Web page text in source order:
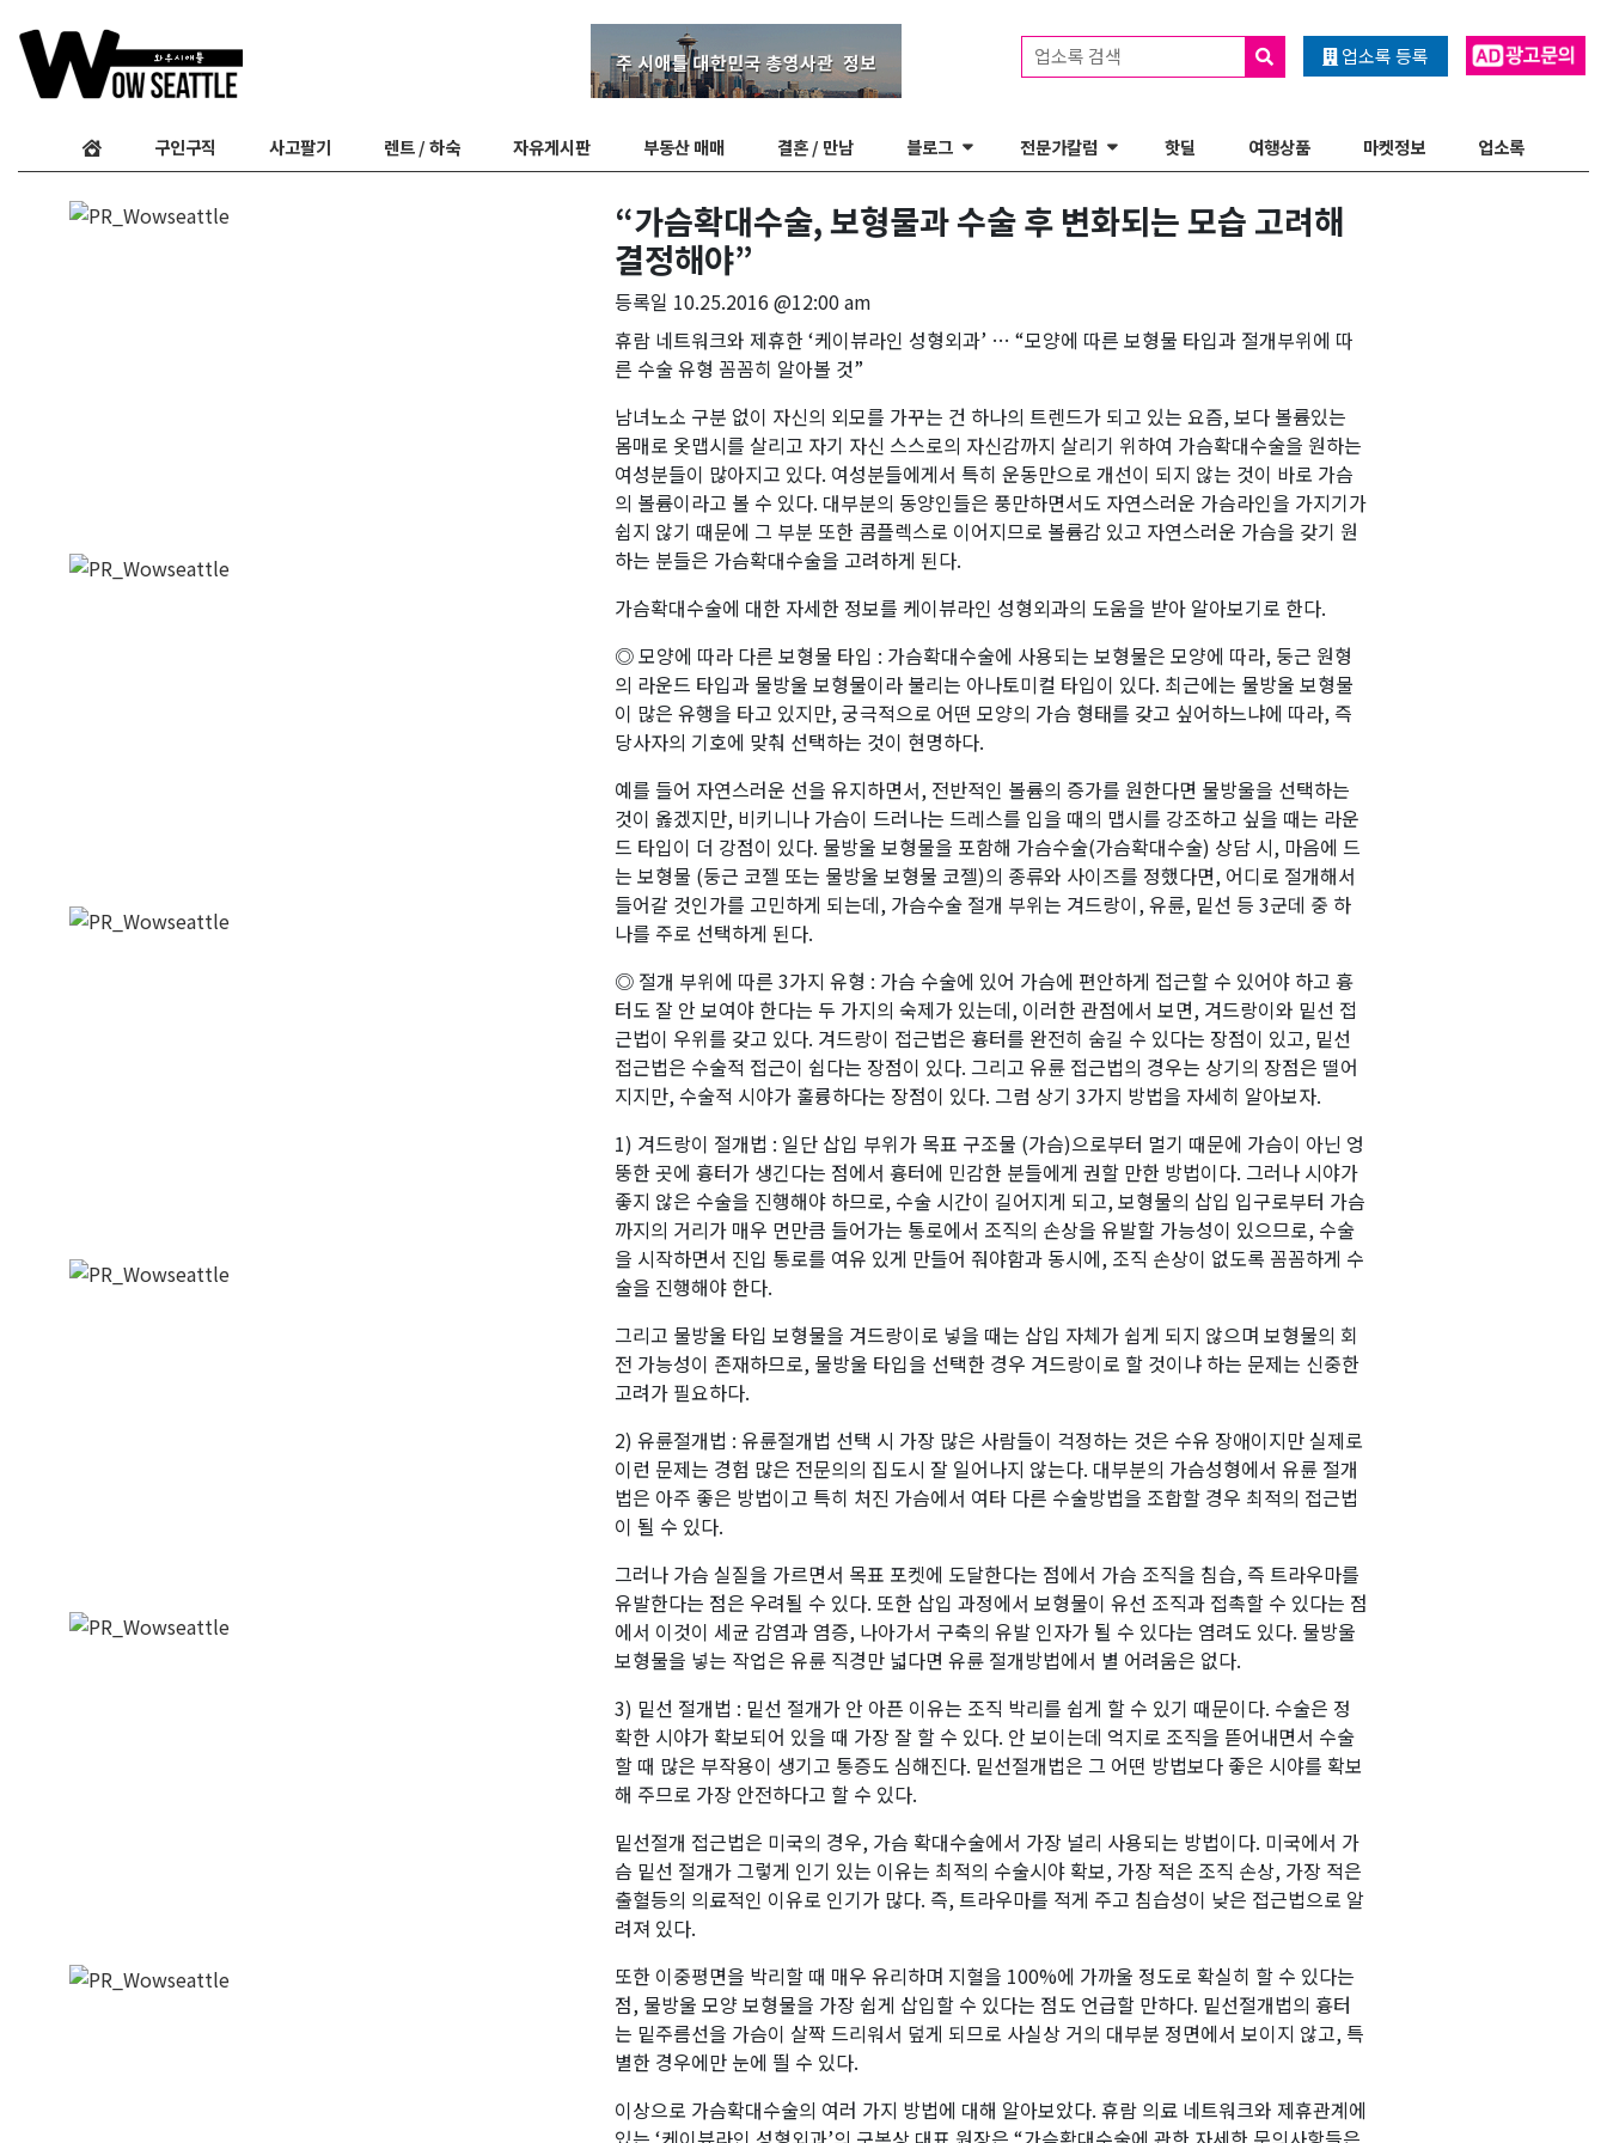
업소록 등록
업소록 검색
구인구직 사고팔기 렌트 / 하숙 자유게시판 부동산 매매 결혼 / 만남 블로그 전문가칼럼 핫딜 여행상품 마켓정보 업소록
“가슴확대수술, 보형물과 수술 후 변화되는 모습 고려해
결정해야”
등록일 10.25.2016 @12:00 am
휴람 네트워크와 제휴한 ‘케이뷰라인 성형외과’ … “모양에 따른 보형물 타입과 절개부위에 따
른 수술 유형 꼼꼼히 알아볼 것”
남녀노소 구분 없이 자신의 외모를 가꾸는 건 하나의 트렌드가 되고 있는 요즘, 보다 볼륨있는
몸매로 옷맵시를 살리고 자기 자신 스스로의 자신감까지 살리기 위하여 가슴확대수술을 원하는
여성분들이 많아지고 있다. 여성분들에게서 특히 운동만으로 개선이 되지 않는 것이 바로 가슴
의 볼륨이라고 볼 수 있다. 대부분의 동양인들은 풍만하면서도 자연스러운 가슴라인을 가지기가
쉽지 않기 때문에 그 부분 또한 콤플렉스로 이어지므로 볼륨감 있고 자연스러운 가슴을 갖기 원
하는 분들은 가슴확대수술을 고려하게 된다.
가슴확대수술에 대한 자세한 정보를 케이뷰라인 성형외과의 도움을 받아 알아보기로 한다.
◎ 모양에 따라 다른 보형물 타입 : 가슴확대수술에 사용되는 보형물은 모양에 따라, 둥근 원형
의 라운드 타입과 물방울 보형물이라 불리는 아나토미컬 타입이 있다. 최근에는 물방울 보형물
이 많은 유행을 타고 있지만, 궁극적으로 어떤 모양의 가슴 형태를 갖고 싶어하느냐에 따라, 즉
당사자의 기호에 맞춰 선택하는 것이 현명하다.
예를 들어 자연스러운 선을 유지하면서, 전반적인 볼륨의 증가를 원한다면 물방울을 선택하는
것이 옳겠지만, 비키니나 가슴이 드러나는 드레스를 입을 때의 맵시를 강조하고 싶을 때는 라운
드 타입이 더 강점이 있다. 물방울 보형물을 포함해 가슴수술(가슴확대수술) 상담 시, 마음에 드
는 보형물 (둥근 코젤 또는 물방울 보형물 코젤)의 종류와 사이즈를 정했다면, 어디로 절개해서
들어갈 것인가를 고민하게 되는데, 가슴수술 절개 부위는 겨드랑이, 유륜, 밑선 등 3군데 중 하
나를 주로 선택하게 된다.
◎ 절개 부위에 따른 3가지 유형 : 가슴 수술에 있어 가슴에 편안하게 접근할 수 있어야 하고 흉
터도 잘 안 보여야 한다는 두 가지의 숙제가 있는데, 이러한 관점에서 보면, 겨드랑이와 밑선 접
근법이 우위를 갖고 있다. 겨드랑이 접근법은 흉터를 완전히 숨길 수 있다는 장점이 있고, 밑선
접근법은 수술적 접근이 쉽다는 장점이 있다. 그리고 유륜 접근법의 경우는 상기의 장점은 떨어
지지만, 수술적 시야가 훌륭하다는 장점이 있다. 그럼 상기 3가지 방법을 자세히 알아보자.
1) 겨드랑이 절개법 : 일단 삽입 부위가 목표 구조물 (가슴)으로부터 멀기 때문에 가슴이 아닌 엉
뚱한 곳에 흉터가 생긴다는 점에서 흉터에 민감한 분들에게 권할 만한 방법이다. 그러나 시야가
좋지 않은 수술을 진행해야 하므로, 수술 시간이 길어지게 되고, 보형물의 삽입 입구로부터 가슴
까지의 거리가 매우 먼만큼 들어가는 통로에서 조직의 손상을 유발할 가능성이 있으므로, 수술
을 시작하면서 진입 통로를 여유 있게 만들어 줘야함과 동시에, 조직 손상이 없도록 꼼꼼하게 수
술을 진행해야 한다.
그리고 물방울 타입 보형물을 겨드랑이로 넣을 때는 삽입 자체가 쉽게 되지 않으며 보형물의 회
전 가능성이 존재하므로, 물방울 타입을 선택한 경우 겨드랑이로 할 것이냐 하는 문제는 신중한
고려가 필요하다.
2) 유륜절개법 : 유륜절개법 선택 시 가장 많은 사람들이 걱정하는 것은 수유 장애이지만 실제로
이런 문제는 경험 많은 전문의의 집도시 잘 일어나지 않는다. 대부분의 가슴성형에서 유륜 절개
법은 아주 좋은 방법이고 특히 처진 가슴에서 여타 다른 수술방법을 조합할 경우 최적의 접근법
이 될 수 있다.
그러나 가슴 실질을 가르면서 목표 포켓에 도달한다는 점에서 가슴 조직을 침습, 즉 트라우마를
유발한다는 점은 우려될 수 있다. 또한 삽입 과정에서 보형물이 유선 조직과 접촉할 수 있다는 점
에서 이것이 세균 감염과 염증, 나아가서 구축의 유발 인자가 될 수 있다는 염려도 있다. 물방울
보형물을 넣는 작업은 유륜 직경만 넓다면 유륜 절개방법에서 별 어려움은 없다.
3) 밑선 절개법 : 밑선 절개가 안 아픈 이유는 조직 박리를 쉽게 할 수 있기 때문이다. 수술은 정
확한 시야가 확보되어 있을 때 가장 잘 할 수 있다. 안 보이는데 억지로 조직을 뜯어내면서 수술
할 때 많은 부작용이 생기고 통증도 심해진다. 밑선절개법은 그 어떤 방법보다 좋은 시야를 확보
해 주므로 가장 안전하다고 할 수 있다.
밑선절개 접근법은 미국의 경우, 가슴 확대수술에서 가장 널리 사용되는 방법이다. 미국에서 가
슴 밑선 절개가 그렇게 인기 있는 이유는 최적의 수술시야 확보, 가장 적은 조직 손상, 가장 적은
출혈등의 의료적인 이유로 인기가 많다. 즉, 트라우마를 적게 주고 침습성이 낮은 접근법으로 알
려져 있다.
또한 이중평면을 박리할 때 매우 유리하며 지혈을 100%에 가까울 정도로 확실히 할 수 있다는
점, 물방울 모양 보형물을 가장 쉽게 삽입할 수 있다는 점도 언급할 만하다. 밑선절개법의 흉터
는 밑주름선을 가슴이 살짝 드리워서 덮게 되므로 사실상 거의 대부분 정면에서 보이지 않고, 특
별한 경우에만 눈에 띌 수 있다.
이상으로 가슴확대수술의 여러 가지 방법에 대해 알아보았다. 휴람 의료 네트워크와 제휴관계에